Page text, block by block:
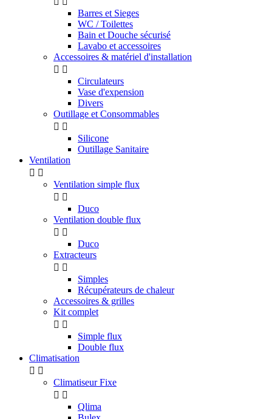
Barres et Sieges
WC / Toilettes
Bain et Douche sécurisé
Lavabo et accessoires
Accessoires & matériel d'installation
 
Circulateurs
Vase d'expension
Divers
Outillage et Consommables
 
Silicone
Outillage Sanitaire
Ventilation
 
Ventilation simple flux
 
Duco
Ventilation double flux
 
Duco
Extracteurs
 
Simples
Récupérateurs de chaleur
Accessoires & grilles
Kit complet
 
Simple flux
Double flux
Climatisation
 
Climatiseur Fixe
 
Qlima